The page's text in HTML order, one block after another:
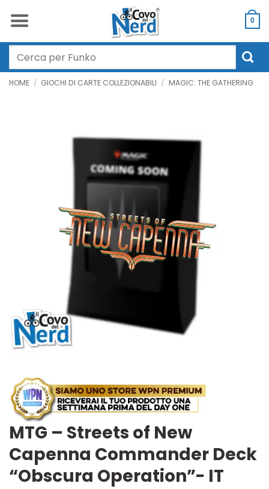
0
Cerca:
HOME / GIOCHI DI CARTE COLLEZIONABILI / MAGIC: THE GATHERING
MTG – Streets of New
Capenna Commander Deck
“Obscura Operation”- IT